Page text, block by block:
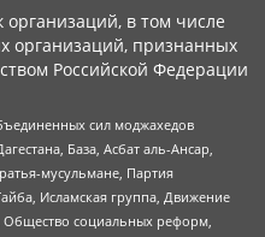
в том числе
организаций, признанных
Российской Федерации
сил моджахедов
База, Асбат аль-Ансар,
мусульмане, Партия
Исламская группа, Движение
Общество социальных реформ,